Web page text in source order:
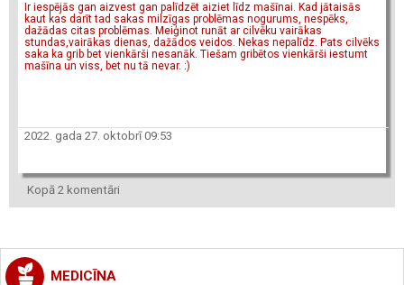
Ir iespējās gan aizvest gan palīdzēt aiziet līdz mašīnai. Kad jātaisās
kaut kas darīt tad sakas milzīgas problēmas nogurums, nespēks,
dažādas citas problēmas. Meiģinot runāt ar cilvēku vairākas
stundas,vairākas dienas, dažādos veidos. Nekas nepalīdz. Pats cilvēks
saka ka grib bet vienkārši nesanāk. Tiešam gribētos vienkārši iestumt
mašīna un viss, bet nu tā nevar. :)
2022. gada 27. oktobrī 09:53
Kopā 2 komentāri
MEDICĪNA